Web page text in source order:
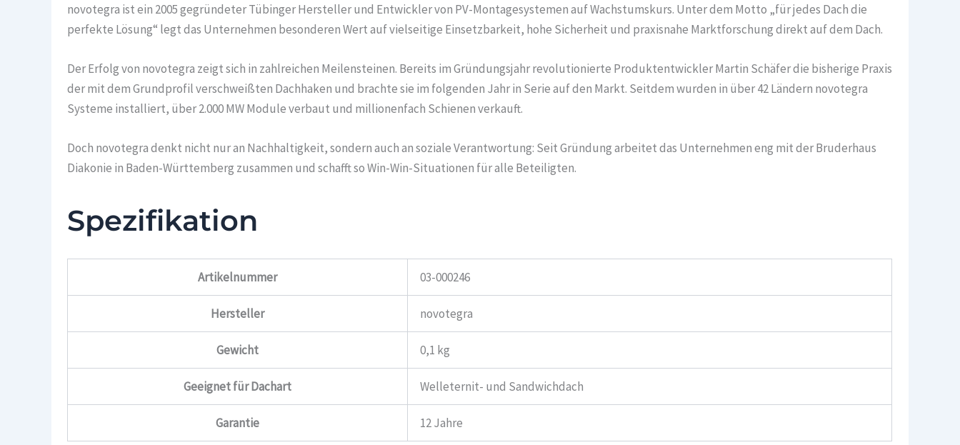
novotegra ist ein 2005 gegründeter Tübinger Hersteller und Entwickler von PV-Montagesystemen auf Wachstumskurs. Unter dem Motto „für jedes Dach die
perfekte Lösung“ legt das Unternehmen besonderen Wert auf vielseitige Einsetzbarkeit, hohe Sicherheit und praxisnahe Marktforschung direkt auf dem Dach.
Der Erfolg von novotegra zeigt sich in zahlreichen Meilensteinen. Bereits im Gründungsjahr revolutionierte Produktentwickler Martin Schäfer die bisherige Praxis
der mit dem Grundprofil verschweißten Dachhaken und brachte sie im folgenden Jahr in Serie auf den Markt. Seitdem wurden in über 42 Ländern novotegra
Systeme installiert, über 2.000 MW Module verbaut und millionenfach Schienen verkauft.
Doch novotegra denkt nicht nur an Nachhaltigkeit, sondern auch an soziale Verantwortung: Seit Gründung arbeitet das Unternehmen eng mit der Bruderhaus
Diakonie in Baden-Württemberg zusammen und schafft so Win-Win-Situationen für alle Beteiligten.
Spezifikation
Artikelnummer 03-000246
Hersteller novotegra
Gewicht 0,1 kg
Geeignet für Dachart Welleternit- und Sandwichdach
Garantie 12 Jahre